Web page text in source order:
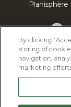
By clicking
storing of
navigation,
marketing